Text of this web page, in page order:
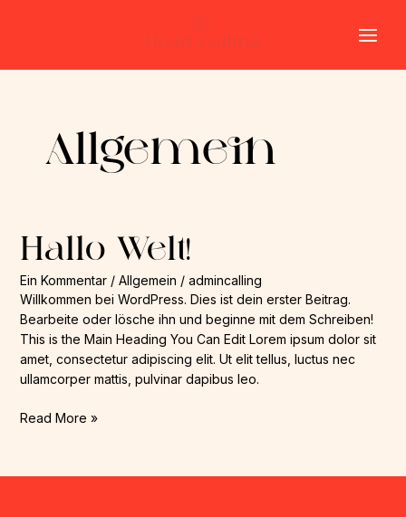
Allgemein
Hallo Welt!
Ein Kommentar / Allgemein / admincalling
Willkommen bei WordPress. Dies ist dein erster Beitrag.
Bearbeite oder lösche ihn und beginne mit dem Schreiben!
This is the Main Heading You Can Edit Lorem ipsum dolor sit
amet, consectetur adipiscing elit. Ut elit tellus, luctus nec
ullamcorper mattis, pulvinar dapibus leo.
Hallo
Welt!
Read More »